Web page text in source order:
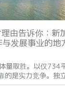
由告诉你：新
发展事业的地
量取胜。以仅
是实力竞争。独